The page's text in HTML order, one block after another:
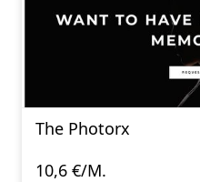
The Photorx
10,6 €/M.